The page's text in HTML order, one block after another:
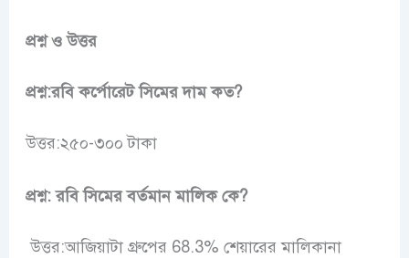
প্রশ্ন ও উত্তর
প্রশ্ন:রবি কর্পোরেট সিমের দাম কত?
উত্তর:২৫০-৩০০ টাকা
প্রশ্ন:রবি সিমের বর্তমান মালিক কে?
উত্তর:আজিয়াটা গ্রুপের 68.3% শেয়ারের মালিকানা